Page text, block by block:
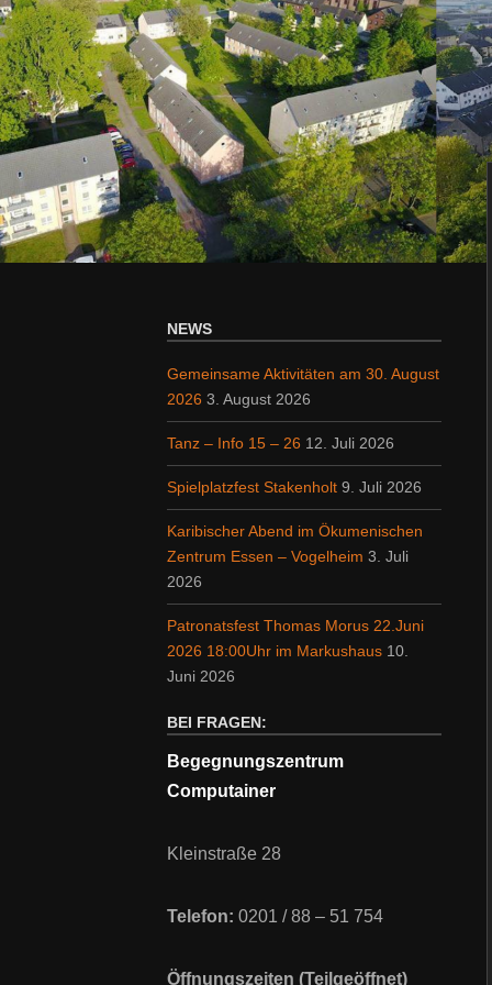
NEWS
Gemeinsame Aktivitäten am 30. August
2026 3. August 2026
Tanz – Info 15 – 26 12. Juli 2026
Spielplatzfest Stakenholt 9. Juli 2026
Karibischer Abend im Ökumenischen
Zentrum Essen – Vogelheim 3. Juli
2026
Patronatsfest Thomas Morus 22.Juni
2026 18:00Uhr im Markushaus 10.
Juni 2026
BEI FRAGEN:
Begegnungszentrum
Computainer
Kleinstraße 28
Telefon: 0201 / 88 – 51 754
Öffnungszeiten (Teilgeöffnet)